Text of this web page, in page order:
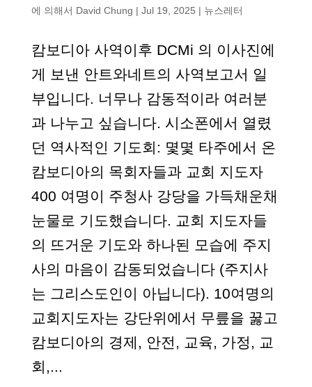
에 의해서 David Chung | Jul 19, 2025 | 뉴스레터
캄보디아 사역이후 DCMi 의 이사진에
게 보낸 안트와네트의 사역보고서 일
부입니다. 너무나 감동적이라 여러분
과 나누고 싶습니다. 시소폰에서 열렸
던 역사적인 기도회: 몇몇 타주에서 온
캄보디아의 목회자들과 교회 지도자
400 여명이 주청사 강당을 가득채운채
눈물로 기도했습니다. 교회 지도자들
의 뜨거운 기도와 하나된 모습에 주지
사의 마음이 감동되었습니다 (주지사
는 그리스도인이 아닙니다). 10여명의
교회지도자는 강단위에서 무릎을 꿇고
캄보디아의 경제, 안전, 교육, 가정, 교
회,...